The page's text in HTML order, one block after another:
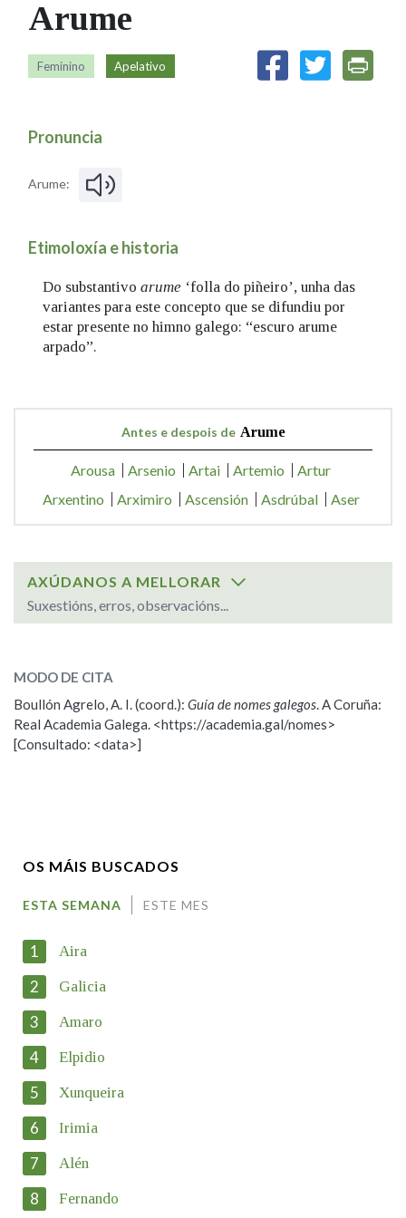
CASA-MUSEO EMILIA PARDO
60 ANOS DLG
Facebook
TwitterYoutubeInstagram
Bluesky
Arume
Feminino Apelativo
Pronuncia
Arume:
Etimoloxía e historia
Do substantivo arume ‘folla do piñeiro’, unha das
variantes para este concepto que se difundiu por
estar presente no himno galego: “escuro arume
arpado”.
Antes e despois de Arume
Arousa Arsenio Artai Artemio
Artur
Arxentino
Arximiro Ascensión Asdrúbal Aser
AXÚDANOS A MELLORAR
Suxestións, erros, observacións...
Arume
ESCOLLE UNHA OPCIÓN:
Observación
Enderezo electrónico
Motivación
En cumprimento da normativa vixente en materia de Protección
de Datos de Carácter Persoal, a Real Academia Galega informa
a aqueles usuarios que faciliten o seu correo electrónico, así
MODO DE CITA
Boullón Agrelo, A. I. (coord.): Guía de nomes galegos. A Coruña:
Real Academia Galega. <https://academia.gal/nomes>
[Consultado: <data>]
OS MÁIS BUSCADOS
ESTA SEMANA ESTE MES
1 Aira
2 Galicia
3 Amaro
4 Elpidio
5 Xunqueira
6 Irimia
7 Alén
8 Fernando